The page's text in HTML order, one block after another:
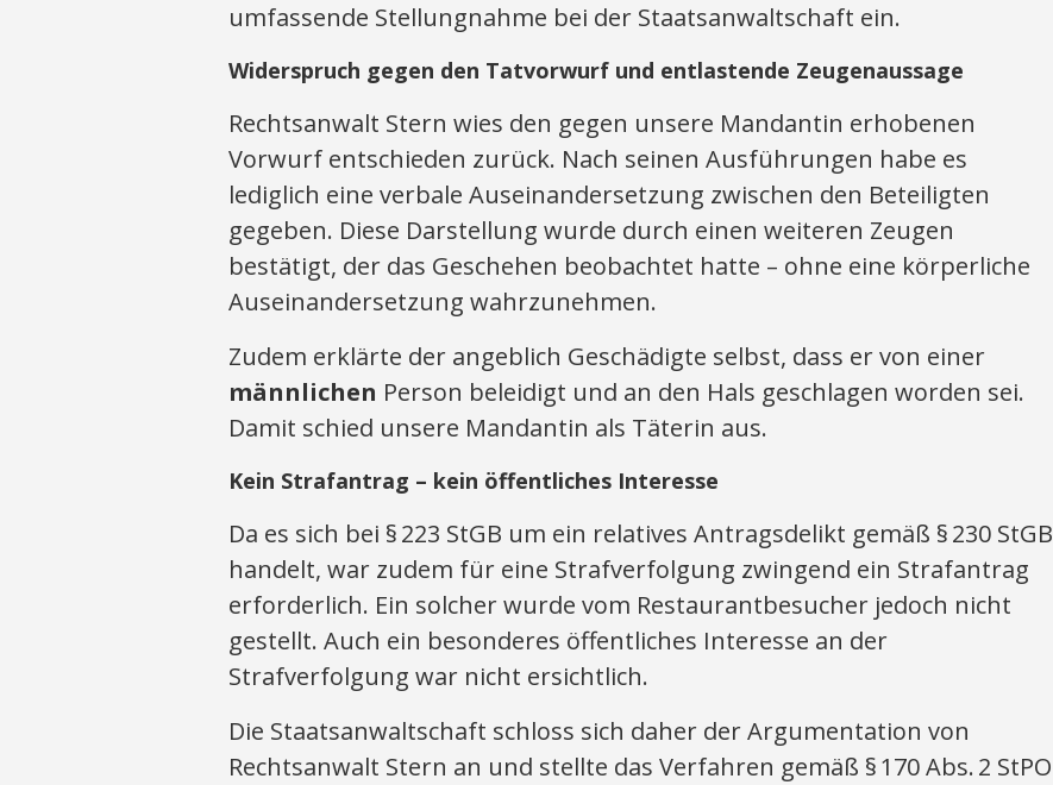
umfassende Stellungnahme bei der Staatsanwaltschaft ein.
Widerspruch gegen den Tatvorwurf und entlastende Zeugenaussage
Rechtsanwalt Stern wies den gegen unsere Mandantin erhobenen
Vorwurf entschieden zurück. Nach seinen Ausführungen habe es
lediglich eine verbale Auseinandersetzung zwischen den Beteiligten
gegeben. Diese Darstellung wurde durch einen weiteren Zeugen
bestätigt, der das Geschehen beobachtet hatte – ohne eine körperliche
Auseinandersetzung wahrzunehmen.
Zudem erklärte der angeblich Geschädigte selbst, dass er von einer
männlichen Person beleidigt und an den Hals geschlagen worden sei.
Damit schied unsere Mandantin als Täterin aus.
Kein Strafantrag – kein öffentliches Interesse
Da es sich bei § 223 StGB um ein relatives Antragsdelikt gemäß § 230 StGB
handelt, war zudem für eine Strafverfolgung zwingend ein Strafantrag
erforderlich. Ein solcher wurde vom Restaurantbesucher jedoch nicht
gestellt. Auch ein besonderes öffentliches Interesse an der
Strafverfolgung war nicht ersichtlich.
Die Staatsanwaltschaft schloss sich daher der Argumentation von
Rechtsanwalt Stern an und stellte das Verfahren gemäß § 170 Abs. 2 StPO